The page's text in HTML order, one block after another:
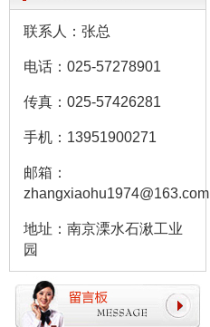
联系人：张总
电话：025-57278901
传真：025-57426281
手机：13951900271
邮箱：
zhangxiaohu1974@163.com
地址：南京溧水石湫工业
园